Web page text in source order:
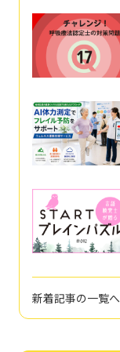
新着記事の一覧へ